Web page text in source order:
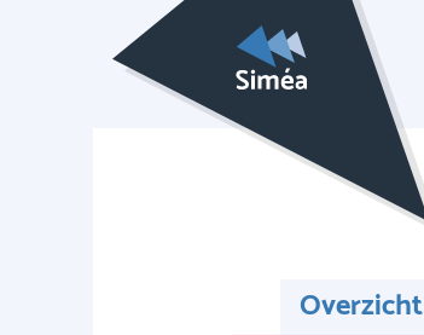
Overzicht